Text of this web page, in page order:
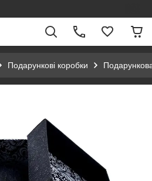
Подарункові коробки